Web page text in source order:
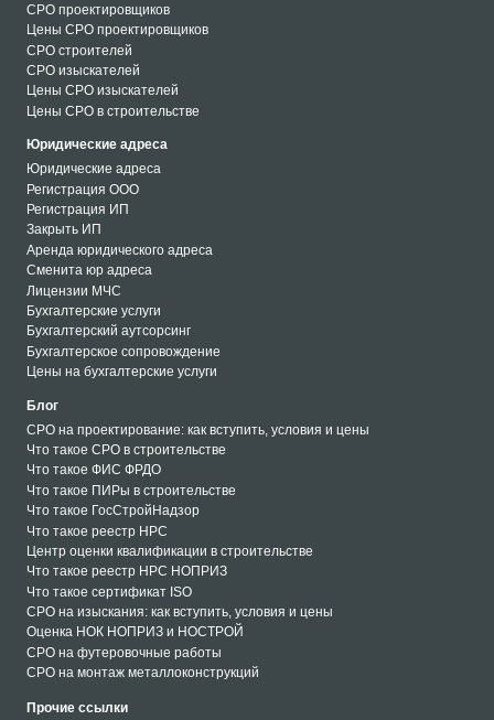
СРО проектировщиков
Цены СРО проектировщиков
СРО строителей
СРО изыскателей
Цены СРО изыскателей
Цены СРО в строительстве
Юридические адреса
Юридические адреса
Регистрация ООО
Регистрация ИП
Закрыть ИП
Аренда юридического адреса
Сменита юр адреса
Лицензии МЧС
Бухгалтерские услуги
Бухгалтерский аутсорсинг
Бухгалтерское сопровождение
Цены на бухгалтерские услуги
Блог
СРО на проектирование: как вступить, условия и цены
Что такое СРО в строительстве
Что такое ФИС ФРДО
Что такое ПИРы в строительстве
Что такое ГосСтройНадзор
Что такое реестр НРС
Центр оценки квалификации в строительстве
Что такое реестр НРС НОПРИЗ
Что такое сертификат ISO
СРО на изыскания: как вступить, условия и цены
Оценка НОК НОПРИЗ и НОСТРОЙ
СРО на футеровочные работы
СРО на монтаж металлоконструкций
СРО на монтаж металлоконструкций
Прочие ссылки